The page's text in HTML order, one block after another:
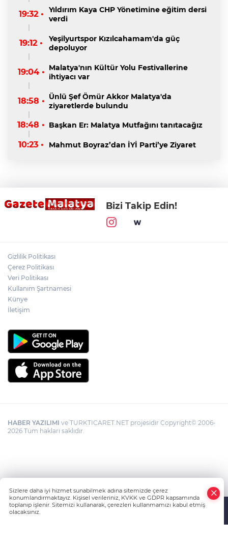
19:32 •
Yıldırım Kaya CHP Yönetimine eğitim dersi
verdi
19:12 •
Yeşilyurtspor Kızılcahamam'da güç
depoluyor
19:04 • Malatya'nın Kültür Yolu Festivallerine
ihtiyacı var
18:58 • Ünlü Şef Ömür Akkor Malatya'da
ziyaretlerde bulundu
18:48 • Başkan Er: Malatya Mutfağını tanıtacağız
10:23 • Mahmut Boyraz’dan İYİ Parti’ye Ziyaret
Bizi Takip Edin!
Gizlilik Politikası
Çerez Politikası
Veri Politikası
Kullanım Şartnamesi
Künye
İletişim
HABER YAZILIMI ve TURKTICARET.NET projesidir Copyright© 2006-
2026 Tüm hakları saklıdır.
Sizlere daha iyi hizmet sunabilmek adına sitemizde çerez
konumlandırmaktayız. Kişisel verileriniz, KVKK ve GDPR kapsamında
toplanıp işlenir. Sitemizi kullanarak, çerezleri kullanmamızı kabul etmiş
olacaksınız.